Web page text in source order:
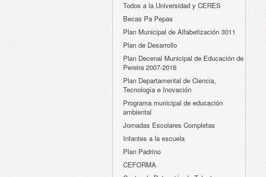
Todos a la Universidad y CERES
Becas Pa Pepas
Plan Municipal de Alfabetización 3011
Plan de Desarrollo
Plan Decenal Municipal de Educación de
Pereira 2007-2016
Plan Departamental de Ciencia,
Tecnología e Inovación
Programa municipal de educación
ambiental
Jornadas Escolares Completas
Infantes a la escuela
Plan Padrino
CEFORMA